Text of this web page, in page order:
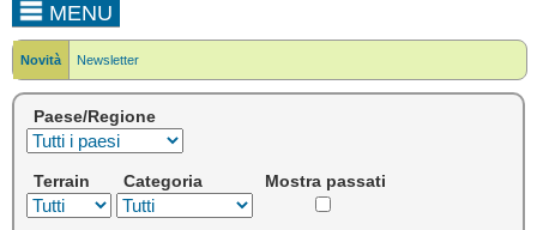
MENU
Novità Newsletter
Paese/Regione
Terrain Categoria Mostra passati